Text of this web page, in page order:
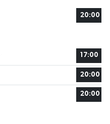
20:00
17:00
20:00
20:00